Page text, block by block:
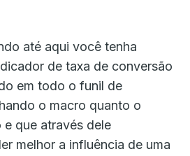
até aqui você tenha
de taxa de conversão
em todo o funil de
o macro quanto o
que através dele
melhor a influência de uma